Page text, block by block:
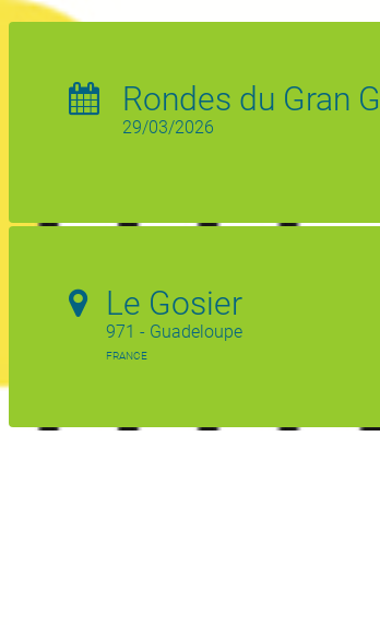
Rondes du Gran
29/03/2026
Le Gosier
971 - Guadeloupe
FRANCE